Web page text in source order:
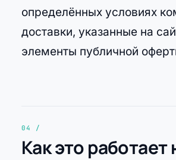
определённых условиях
доставки, указанные на
элементы публичной
Как это работает